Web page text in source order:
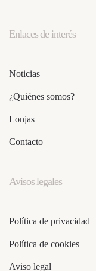
Enlaces de interés
Noticias
¿Quiénes somos?
Lonjas
Contacto
Avisos legales
Política de privacidad
Política de cookies
Aviso legal